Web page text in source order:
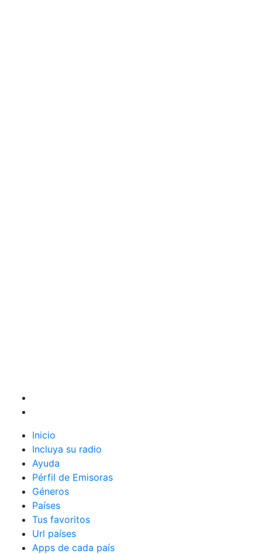
Inicio
Incluya su radio
Ayuda
Pérfil de Emisoras
Géneros
Países
Tus favoritos
Url países
Apps de cada país